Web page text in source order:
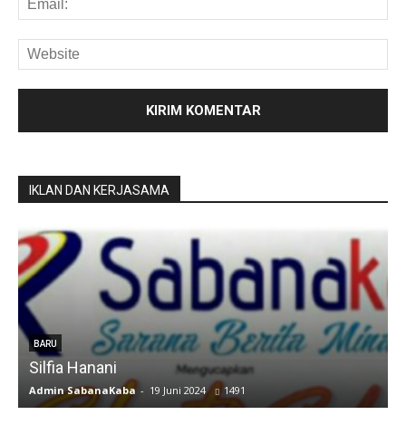
IKLAN DAN KERJASAMA
BARU
Silfia Hanani
Admin SabanaKaba - 19 Juni 2024 1491